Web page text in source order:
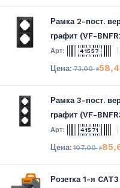
Рамка 2-пост.
графит (VF-
41557
73,00₴
Рамка 3-пост.
графит (VF-
41571
107,00₴
Розетка 1-я